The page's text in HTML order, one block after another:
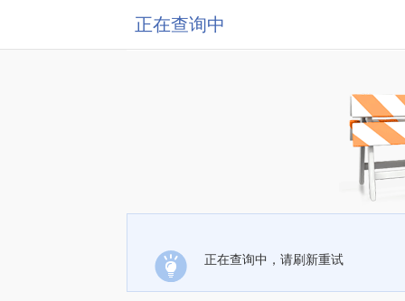
正在查询中
正在查询中，请刷新重试